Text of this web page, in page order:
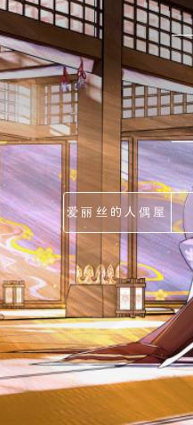
爱丽丝的人偶屋